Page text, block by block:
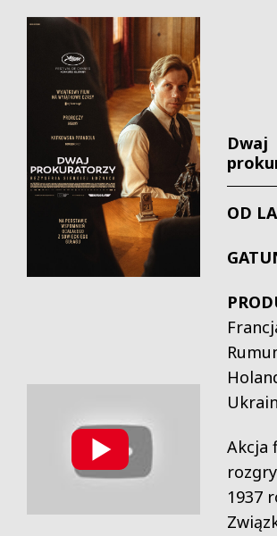
Dwaj
OD
Akcja
1937